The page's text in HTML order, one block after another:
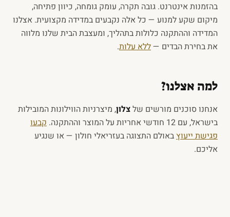
בהזמנות אינטרנט. גובה תקרה, עומק גומחה, כיוון פתיחה,
מיקום שקע למנוע — כל אלה נקבעים במדידה מקצועית. אצלנו
המדידה וההתקנה כלולות בתהליך, ומעצבת הבית שלנו מלווה
את בחירת הבדים —ללא עלות.
למה אצלנו?
אנחנו סוכנים מורשים שלצלון, מיצרניות הווילונות המובילות
בישראל, עם 12 חודשי אחריות על המוצר וההתקנה.
קבעו
פגישת ייעוץבאולם התצוגה בעזריאלי חולון — או שנגיע
אליכם.